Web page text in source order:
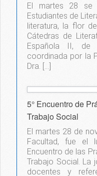
El martes 28
Estudiantes de
literatura, la flor
Cátedras de
Española II,
coordinada por la
Dra. […]
5° Encuentro de
Trabajo Social
El martes 28 de
Facultad, fue el
Encuentro de las
Trabajo Social. La
docentes y